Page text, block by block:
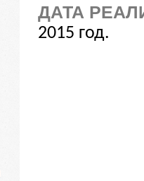
ДАТА
2015 год.